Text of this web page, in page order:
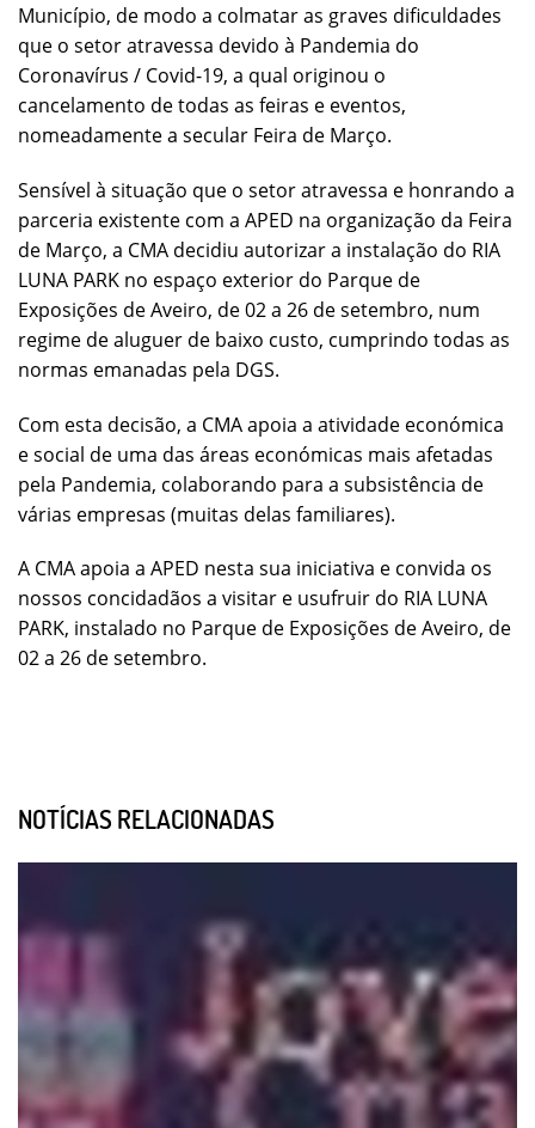
Município, de modo a colmatar as graves dificuldades
que o setor atravessa devido à Pandemia do
Coronavírus / Covid-19, a qual originou o
cancelamento de todas as feiras e eventos,
nomeadamente a secular Feira de Março.
Sensível à situação que o setor atravessa e honrando a
parceria existente com a APED na organização da Feira
de Março, a CMA decidiu autorizar a instalação do RIA
LUNA PARK no espaço exterior do Parque de
Exposições de Aveiro, de 02 a 26 de setembro, num
regime de aluguer de baixo custo, cumprindo todas as
normas emanadas pela DGS.
Com esta decisão, a CMA apoia a atividade económica
e social de uma das áreas económicas mais afetadas
pela Pandemia, colaborando para a subsistência de
várias empresas (muitas delas familiares).
A CMA apoia a APED nesta sua iniciativa e convida os
nossos concidadãos a visitar e usufruir do RIA LUNA
PARK, instalado no Parque de Exposições de Aveiro, de
02 a 26 de setembro.
NOTÍCIAS RELACIONADAS